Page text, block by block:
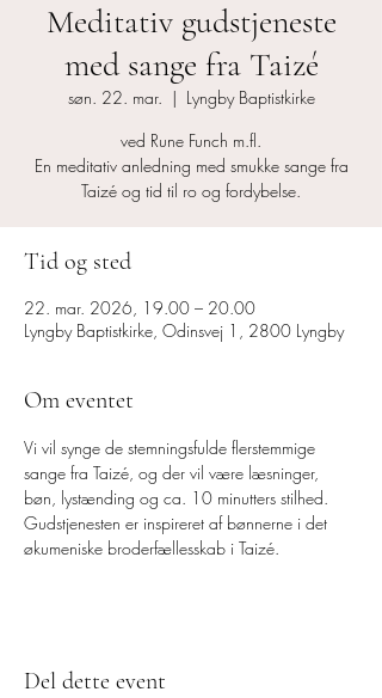
Meditativ gudstjeneste
med sange fra Taizé
søn. 22. mar.
  |
Lyngby Baptistkirke
ved Rune Funch m.fl.
En meditativ anledning med smukke sange fra
Taizé og tid til ro og fordybelse.
Tid og sted
22. mar. 2026, 19.00 – 20.00
Lyngby Baptistkirke, Odinsvej 1, 2800 Lyngby
Om eventet
Vi vil synge de stemningsfulde flerstemmige
sange fra Taizé, og der vil være læsninger,
bøn, lystænding og ca. 10 minutters stilhed.
Gudstjenesten er inspireret af bønnerne i det
økumeniske broderfællesskab i Taizé.
Del dette event